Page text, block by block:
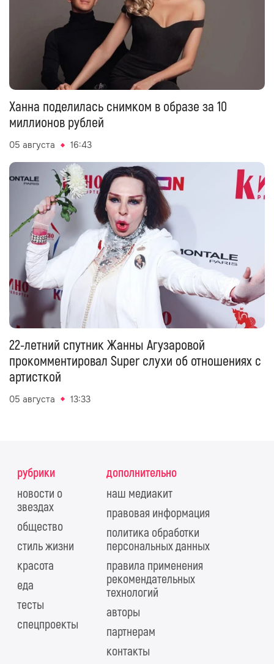
Ханна поделилась снимком в образе за 10
миллионов рублей
05 августа 16:43
22-летний спутник Жанны Агузаровой
прокомментировал Super слухи об отношениях с
артисткой
05 августа 13:33
рубрики
новости о
звездах
общество
стиль жизни
красота
еда
тесты
спецпроекты
дополнительно
наш медиакит
правовая информация
политика обработки
персональных данных
правила применения
рекомендательных
технологий
авторы
партнерам
контакты